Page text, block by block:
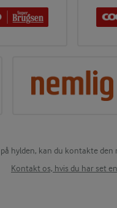
hylden, kan du kontakte
Kontakt os, hvis du har set